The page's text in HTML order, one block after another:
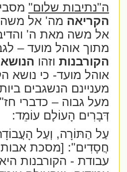
ה"נתיבות שלום"
הקריאהמה' אל משה:
אל משה מאת ה'
מתוך אוהל מועד – לגב
הקורבנותוזהוהנושא
אוהל מועד- כי נושא
מעניינם הנשגבים
מעל גבוה – כדברי
דְּבָרִים הָעוֹלָם עוֹמֵד:
עַל הַתּוֹרָה, וְעַל
חֲסָדִים": [מסכת אבות
עבודת - הקורבנות